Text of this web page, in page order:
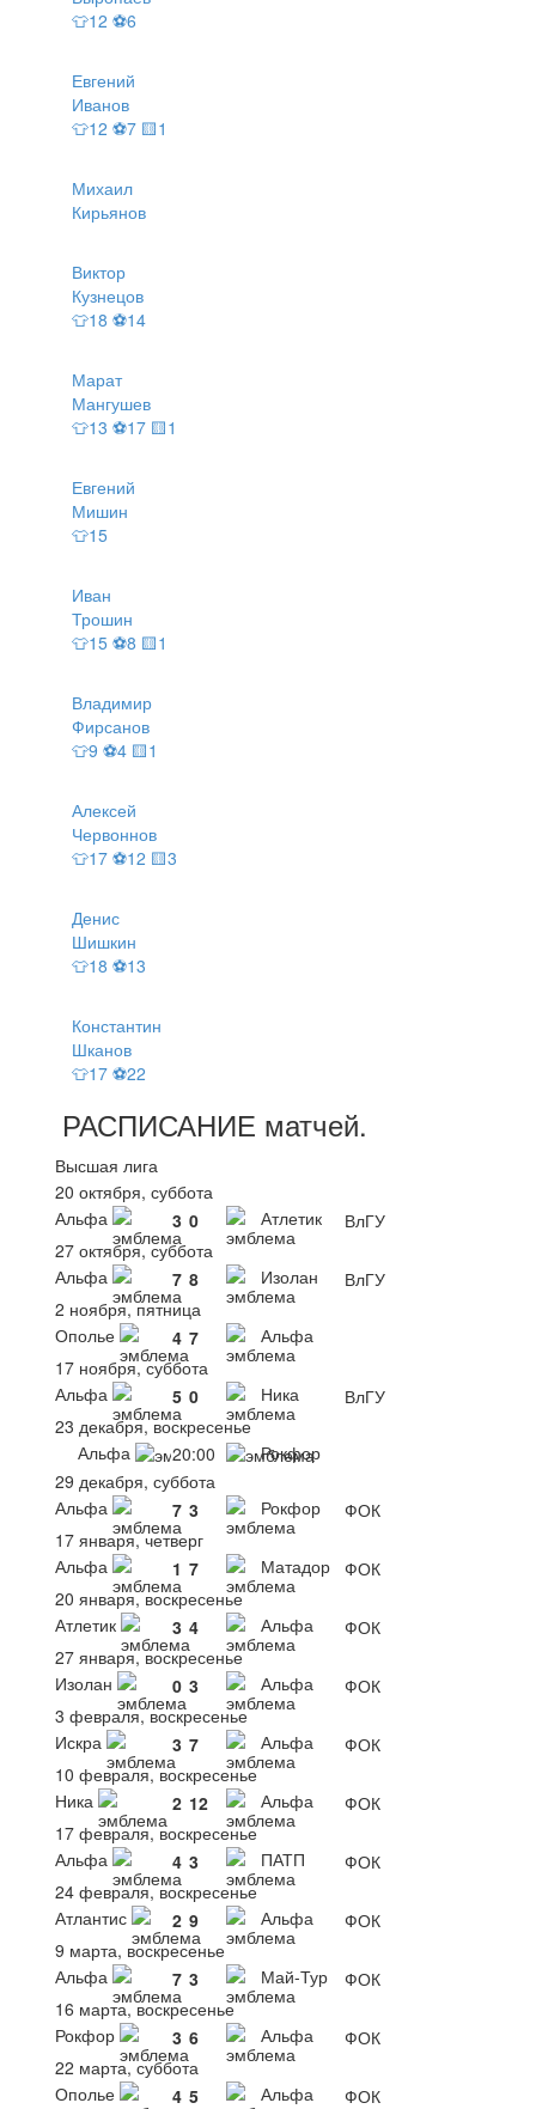
👕12 ⚽6
Евгений
Иванов
👕12 ⚽7 🟨1
Михаил
Кирьянов
Виктор
Кузнецов
👕18 ⚽14
Марат
Мангушев
👕13 ⚽17 🟨1
Евгений
Мишин
👕15
Иван
Трошин
👕15 ⚽8 🟨1
Владимир
Фирсанов
👕9 ⚽4 🟨1
Алексей
Червоннов
👕17 ⚽12 🟨3
Денис
Шишкин
👕18 ⚽13
Константин
Шканов
👕17 ⚽22
РАСПИСАНИЕ матчей.
Высшая лига
20 октября, суббота
Альфа
3 0 Атлетик
ВлГУ
27 октября, суббота
Альфа
7 8 Изолан
ВлГУ
2 ноября, пятница
Ополье
4 7
Альфа
17 ноября, суббота
Альфа
5 0 Ника
ВлГУ
23 декабря, воскресенье
Альфа
20:00
Рокфор
29 декабря, суббота
Альфа
7 3 Рокфор
ФОК
17 января, четверг
Альфа
1 7 Матадор ФОК
20 января, воскресенье
Атлетик
3 4 Альфа
ФОК
27 января, воскресенье
Изолан
0 3 Альфа
ФОК
3 февраля, воскресенье
Искра
3 7 Альфа
ФОК
10 февраля, воскресенье
Ника
2 12 Альфа
ФОК
17 февраля, воскресенье
Альфа
4 3 ПАТП
ФОК
24 февраля, воскресенье
Атлантис
2 9 Альфа
ФОК
9 марта, воскресенье
Альфа
7 3 Май-Тур
ФОК
16 марта, воскресенье
Рокфор
3 6 Альфа
ФОК
22 марта, суббота
Ополье
4 5 Альфа
ФОК